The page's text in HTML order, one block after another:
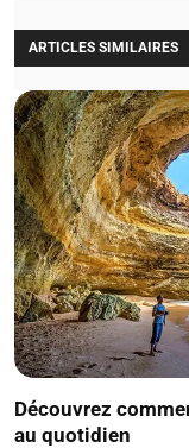
ARTICLES SIMILAIRES
Découvrez
au quotidien